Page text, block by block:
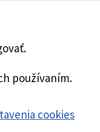
používaním.
cookies